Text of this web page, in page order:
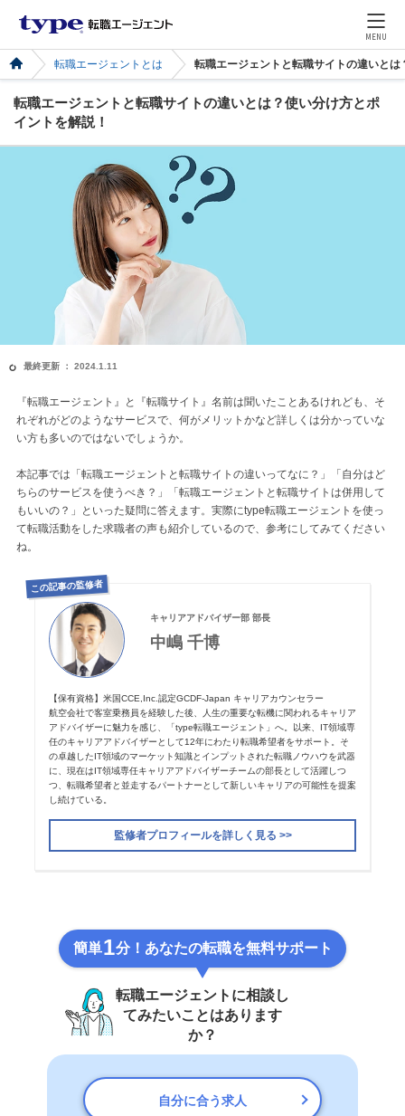
MENU
転職エージェントとは 転職エージェントと転職サイトの違いと
転職エージェントと転職サイトの違いとは？使い分け方とポ
イントを解説！
最終更新 ： 2024.1.11
『転職エージェント』と『転職サイト』名前は聞いたことあるけれども、そ
れぞれがどのようなサービスで、何がメリットかなど詳しくは分かっていな
い方も多いのではないでしょうか。
本記事では「転職エージェントと転職サイトの違いってなに？」「自分はど
ちらのサービスを使うべき？」「転職エージェントと転職サイトは併用して
もいいの？」といった疑問に答えます。実際にtype転職エージェントを使っ
て転職活動をした求職者の声も紹介しているので、参考にしてみてください
ね。
この記事の監修者
キャリアアドバイザー部 部長
中嶋 千博
【保有資格】米国CCE,Inc.認定GCDF-Japan キャリアカウンセラー
航空会社で客室乗務員を経験した後、人生の重要な転機に関われるキャリア
アドバイザーに魅力を感じ、「type転職エージェント」へ。以来、IT領域専
任のキャリアアドバイザーとして12年にわたり転職希望者をサポート。そ
の卓越したIT領域のマーケット知識とインプットされた転職ノウハウを武器
に、現在はIT領域専任キャリアアドバイザーチームの部長として活躍しつ
つ、転職希望者と並走するパートナーとして新しいキャリアの可能性を提案
し続けている。
監修者プロフィールを詳しく見る >>
簡単1分！あなたの転職を無料サポート
転職エージェントに相談し
てみたいことはあります
か？
自分に合う求人